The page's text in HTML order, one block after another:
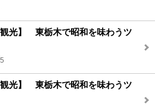
観光】 東栃木で昭和を味わうツ
5
観光】 東栃木で昭和を味わうツ